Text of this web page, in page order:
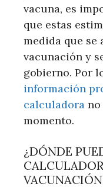
vacuna, es
que estas
medida que se
vacunación y
gobierno. Por
información
calculadora no
momento.
¿DÓNDE